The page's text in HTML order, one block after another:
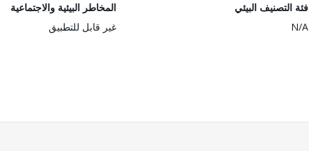
فئة التصنيف البيئي
N/A
المخاطر البيئية والاجتماعية
غير قابل للتطبيق